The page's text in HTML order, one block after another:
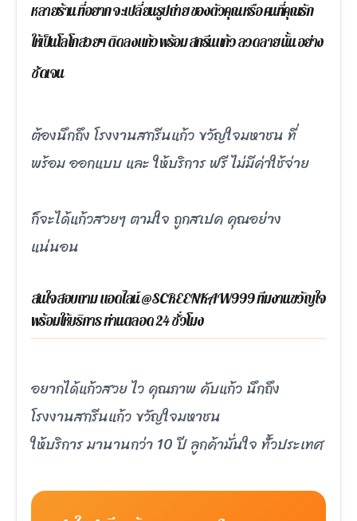
หลายร้าน ที่อยาก จะเปลี่ยนรูปถ่าย ของตัวคุณ หรือ คนที่คุณรัก
ให้เป็นโลโกสวยๆ ติดลงแก้ว พร้อม สกรีนแก้ว ลวดลาย นั้น อย่าง
ชัดเจน
ต้องนึกถึง โรงงานสกรีนแก้ว ขวัญใจมหาชน ที่
พร้อม ออกแบบ และ ให้บริการ ฟรี ไม่มีค่าใช้จ่าย
ก็จะได้แก้วสวยๆ ตามใจ ถูกสเปค คุณอย่าง
แน่นอน
สนใจสอบถาม แอดไลน์ @SCREENKAW999 ทีมงานขวัญใจ
พร้อมให้บริการ ท่านตลอด 24 ชั่วโมง
อยากได้แก้วสวย ไว คุณภาพ คับแก้ว นึกถึง
โรงงานสกรีนแก้ว ขวัญใจมหาชน
ให้บริการ มานานกว่า 10 ปี ลูกค้ามั่นใจ ทั้่วประเทศ